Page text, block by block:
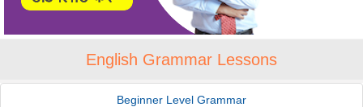
English Grammar Lessons
Beginner Level Grammar